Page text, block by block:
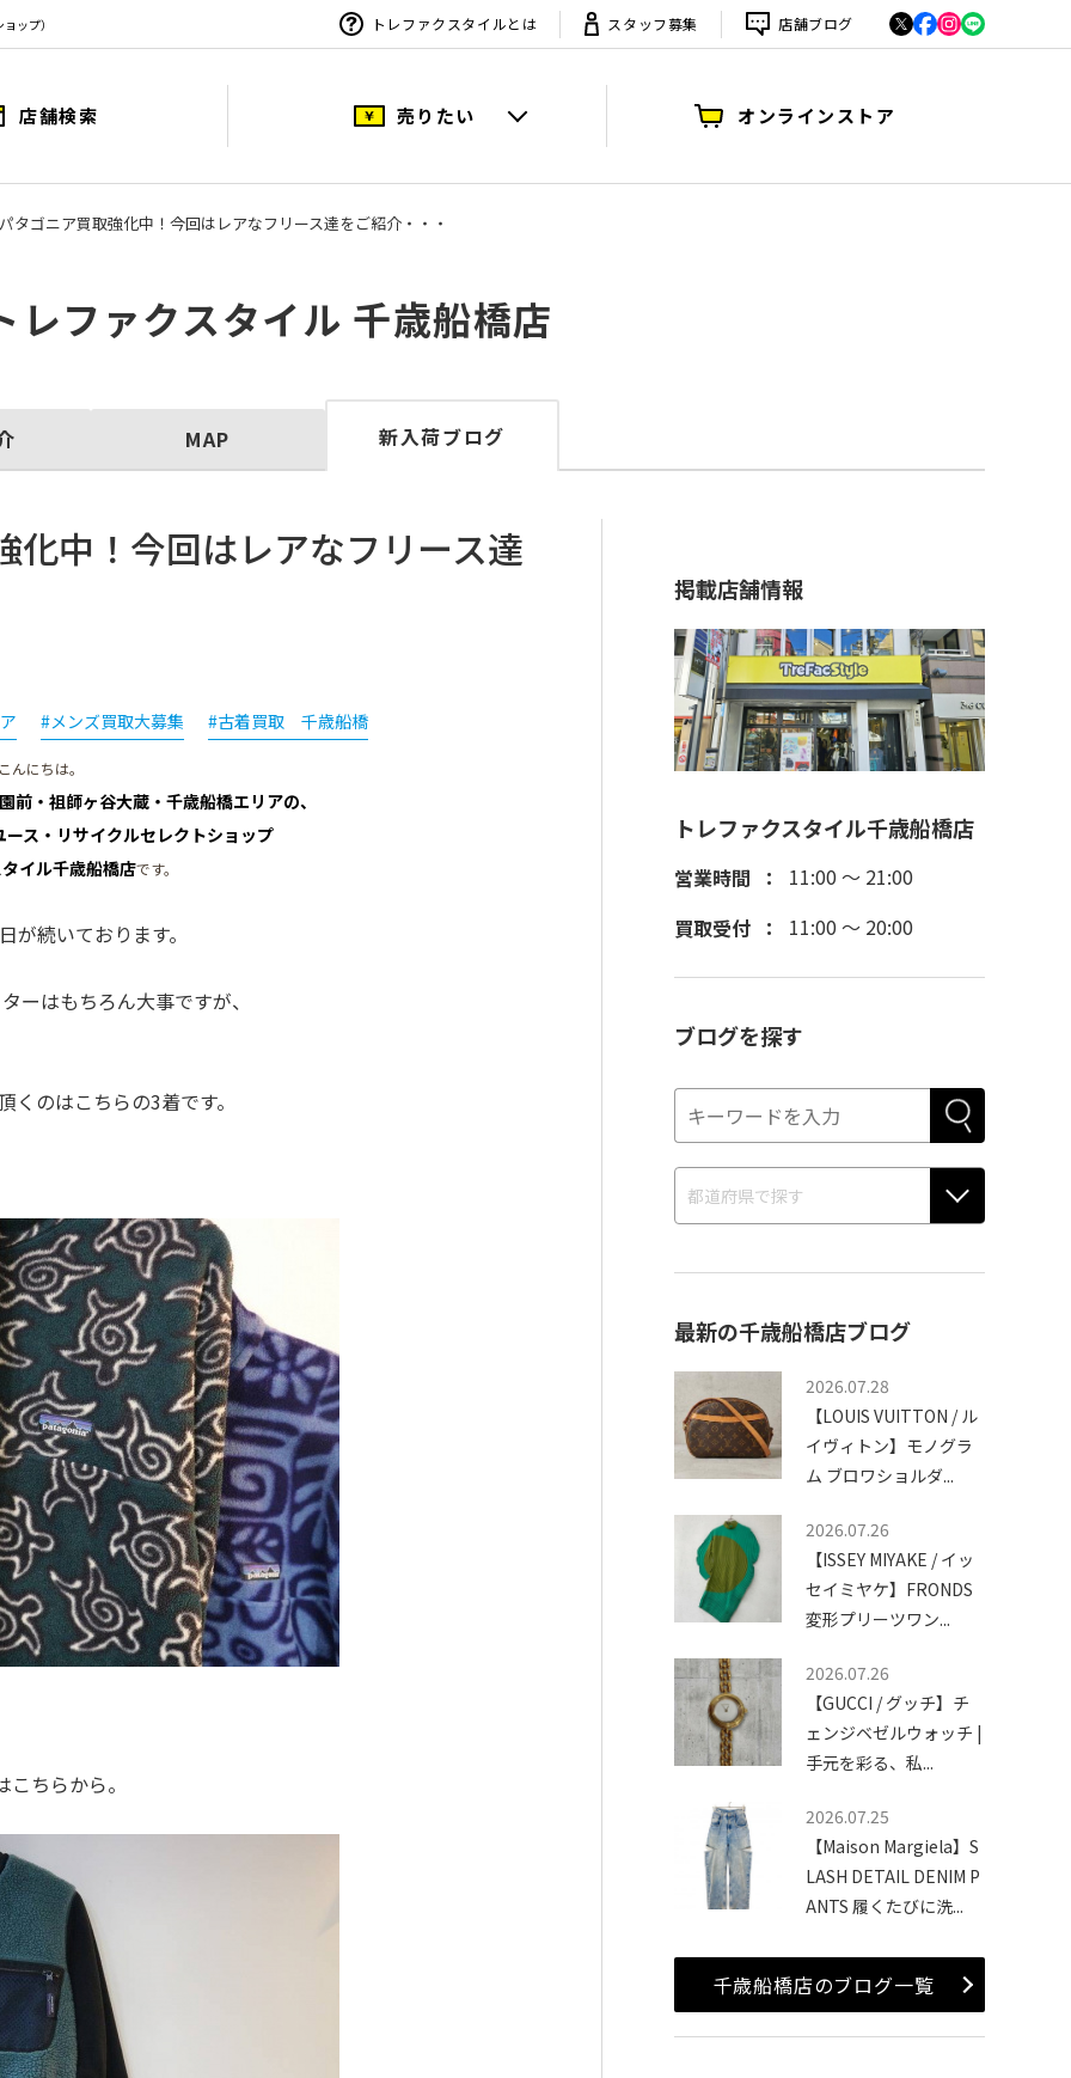
ップ） トレファクスタイルとは スタッフ募集 店舗ブログ
店舗検索 売りたい オンラインストア
タゴニア買取強化中！今回はレアなフリース達をご紹介・・・
レファクスタイル 千歳船橋店
MAP 新入荷ブログ
中！今回はレアなフリース達
#メンズ買取大募集 #古着買取 千歳船橋
んにちは。
前・祖師ヶ谷大蔵・千歳船橋エリアの、
ス・リサイクルセレクトショップ
イル千歳船橋店です。
が続いております。
ーはもちろん大事ですが、
くのはこちらの3着です。
こちらから。
掲載店舗情報
トレファクスタイル千歳船橋店
営業時間
11:00 ～ 21:00
買取受付
11:00 ～ 20:00
ブログを探す
最新の千歳船橋店ブログ
2026.07.28
【LOUIS VUITTON / ル
イヴィトン】モノグラ
ム ブロワショルダ...
2026.07.26
【ISSEY MIYAKE / イッ
セイミヤケ】FRONDS
変形プリーツワン...
2026.07.26
【GUCCI / グッチ】チ
ェンジベゼルウォッチ |
手元を彩る、私...
2026.07.25
【Maison Margiela】S
LASH DETAIL DENIM P
ANTS 履くたびに洗...
千歳船橋店のブログ一覧